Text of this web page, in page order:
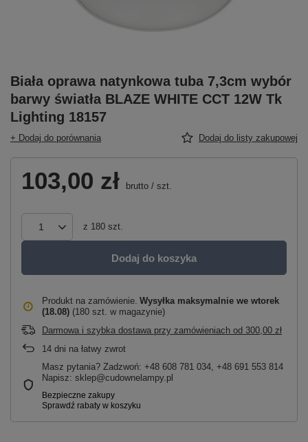
Biała oprawa natynkowa tuba 7,3cm wybór
barwy światła BLAZE WHITE CCT 12W Tk
Lighting 18157
+ Dodaj do porównania Dodaj do listy zakupowej
103,00 zł brutto / szt.
z 180 szt.
Dodaj do koszyka
Produkt na zamówienie Wysyłka maksymalnie we wtorek
(18.08) (180 szt. w magazynie)
Darmowa i szybka dostawa przy zamówieniach od 300,00 zł
14 dni na łatwy zwrot
Masz pytania? Zadzwoń: +48 608 781 034, +48 691 553 814
Napisz: sklep@cudownelampy.pl